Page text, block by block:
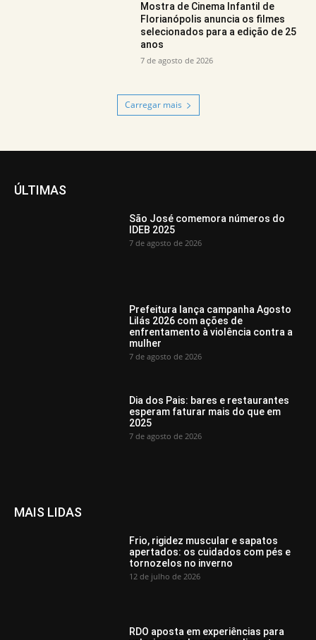
Mostra de Cinema Infantil de
Florianópolis anuncia os filmes
selecionados para a edição de 25
anos
7 de agosto de 2026
Carregar mais
ÚLTIMAS
São José comemora números do
IDEB 2025
7 de agosto de 2026
Prefeitura lança campanha Agosto
Lilás 2026 com ações de
enfrentamento à violência contra a
mulher
7 de agosto de 2026
Dia dos Pais: bares e restaurantes
esperam faturar mais do que em
2025
7 de agosto de 2026
MAIS LIDAS
Frio, rigidez muscular e sapatos
apertados: os cuidados com pés e
tornozelos no inverno
12 de julho de 2026
RDO aposta em experiências para